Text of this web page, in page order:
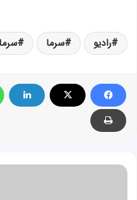
رادیو سرما
آلودگی